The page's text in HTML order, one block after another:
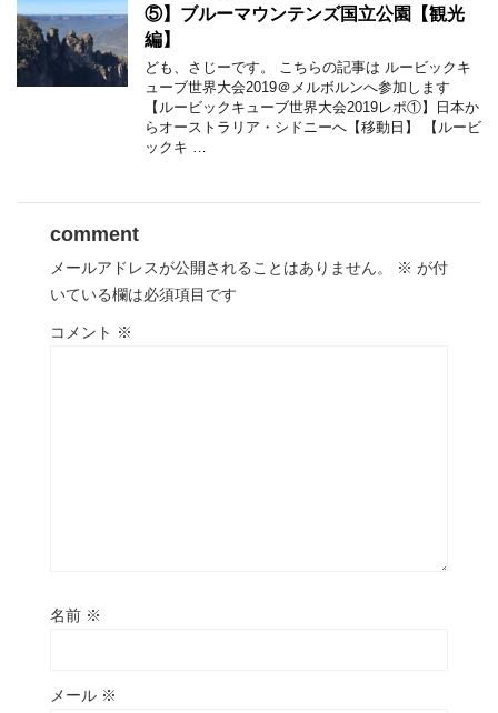
⑤】ブルーマウンテンズ国立公園【観光
編】
ども、さじーです。 こちらの記事は ルービックキ
ューブ世界大会2019＠メルボルンへ参加します
【ルービックキューブ世界大会2019レポ①】日本か
らオーストラリア・シドニーへ【移動日】 【ルービ
ックキ …
comment
メールアドレスが公開されることはありません。 ※ が付
いている欄は必須項目です
コメント ※
名前 ※
メール ※